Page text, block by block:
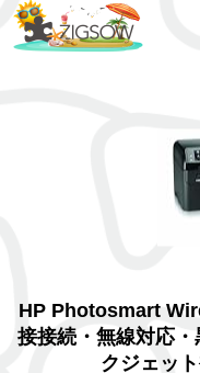
HP Photosmart
接接続・無線対応
クジェッ